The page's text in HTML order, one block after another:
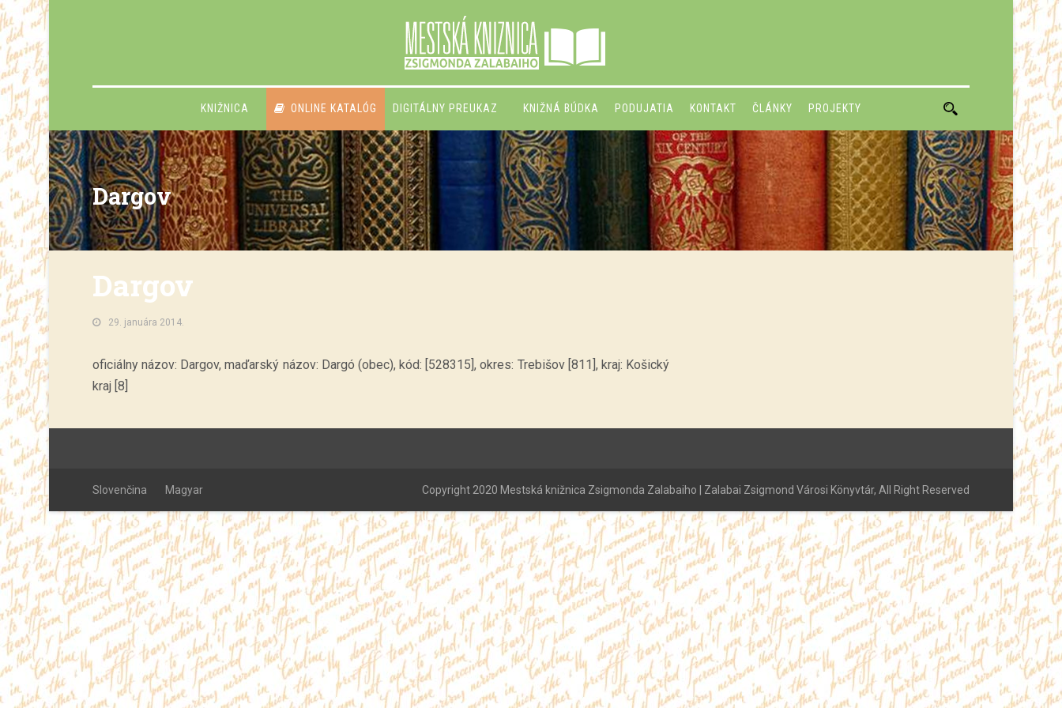
KNIŽNICA ONLINE KATALÓG DIGITÁLNY PREUKAZ KNIŽNÁ BÚDKA PODUJATIA KONTAKT ČLÁNKY PROJEKTY
Dargov
Dargov
29. januára 2014.
oficiálny názov: Dargov, maďarský názov: Dargó (obec), kód: [528315], okres: Trebišov [811], kraj: Košický
kraj [8]
Slovenčina Magyar Copyright 2020 Mestská knižnica Zsigmonda Zalabaiho | Zalabai Zsigmond Városi Könyvtár, All Right Reserved